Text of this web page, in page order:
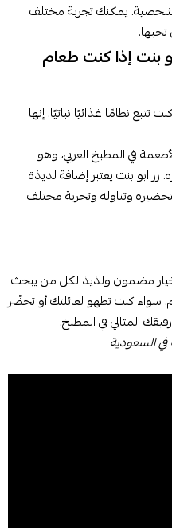
يمكنك تجربة مختلف
تحبها.
بنت إذا كنت طعام
تتبع نظامًا غذائيًا نباتيًا. إنها
في المطبخ العربي، وهو
ابو بنت يعتبر إضافة لذيذة
وتناوله وتجربة مختلف
كخيار مضمون ولذيذ لكل من يبحث
سواء كنت تطهو لعائلتك أو تحضّر
المثالي في المطبخ.
السعودية